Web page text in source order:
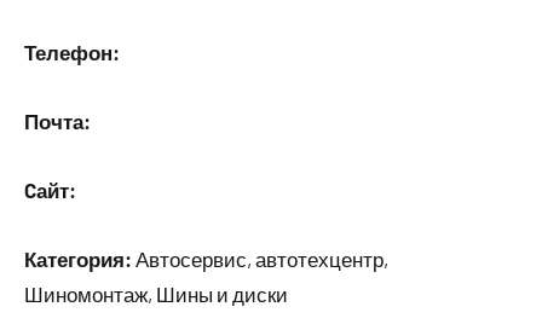
Телефон:
Почта:
Cайт:
Категория: Автосервис, автотехцентр,
Шиномонтаж, Шины и диски